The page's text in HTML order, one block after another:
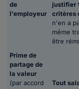
de
l'employeur
justifier
critères
n'en a
même
être
Prime de
partage de
la valeur
(par accord
Tout